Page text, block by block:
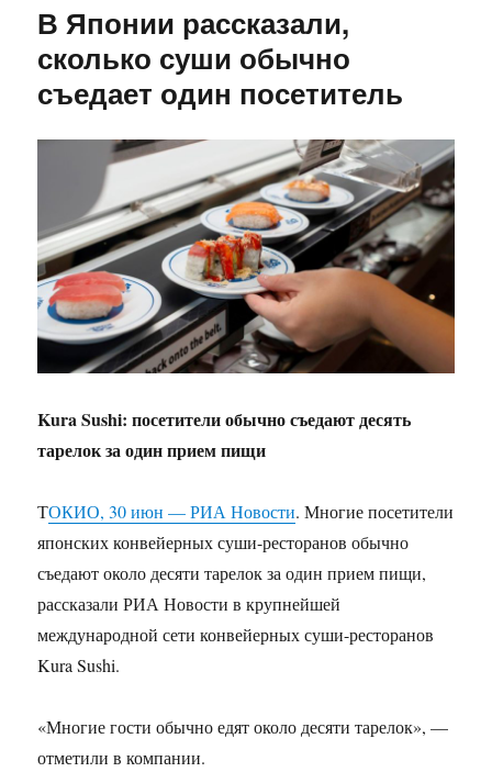
В Японии рассказали,
сколько суши обычно
съедает один посетитель
Kura Sushi: посетители обычно съедают десять
тарелок за один прием пищи
ТОКИО, 30 июн — РИА Новости. Многие посетители
японских конвейерных суши-ресторанов обычно
съедают около десяти тарелок за один прием пищи,
рассказали РИА Новости в крупнейшей
международной сети конвейерных суши-ресторанов
Kura Sushi.
«Многие гости обычно едят около десяти тарелок», —
отметили в компании.